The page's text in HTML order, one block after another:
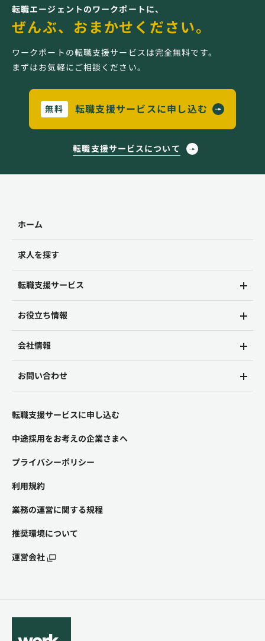
転職エージェントのワークポートに、
ぜんぶ、おまかせください。
ワークポートの転職支援サービスは完全無料です。
まずはお気軽にご相談ください。
無料 転職支援サービスに申し込む
転職支援サービスについて
ホーム
求人を探す
転職支援サービス
お役立ち情報
会社情報
お問い合わせ
転職支援サービスに申し込む
中途採用をお考えの企業さまへ
プライバシーポリシー
利用規約
業務の運営に関する規程
推奨環境について
運営会社